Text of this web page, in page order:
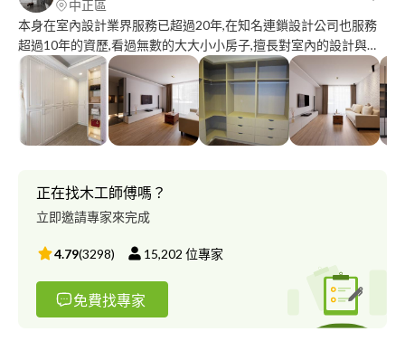
中正區
本身在室內設計業界服務已超過20年,在知名連鎖設計公司也服務
超過10年的資歷,看過無數的大大小小房子,擅長對室內的設計與規
劃,以達到屋主對住本身的需求,我們在與業主討論溝通過後才會進
行規劃設計,如需要我們代為施工,我們則是依工程的大小分成階段
性的付款,當設計師與屋主一同到現場驗收完成後,我們才會進行下
一階段的工程跟收工程款,以確保雙方在施工期間的權益.
正在找木工師傅嗎？
立即邀請專家來完成
4.79(3298) 15,202 位專家
免費找專家